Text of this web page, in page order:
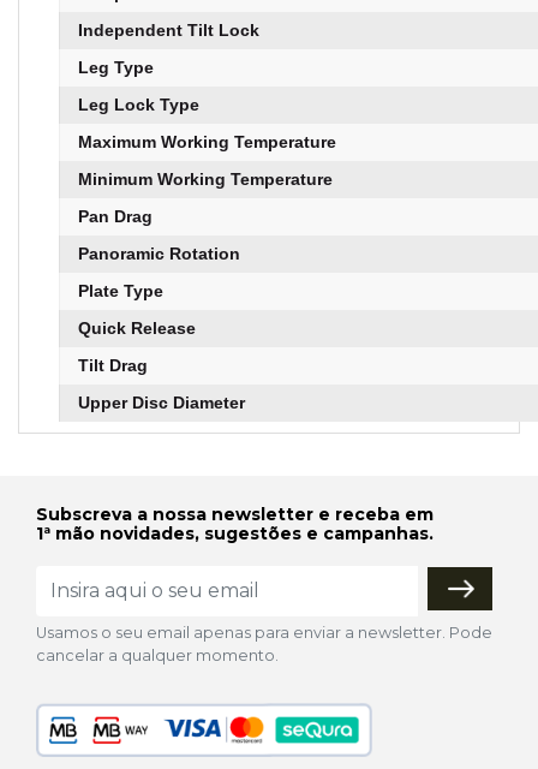
Independent Tilt Lock
Leg Type
Leg Lock Type
Maximum Working Temperature
Minimum Working Temperature
Pan Drag
Panoramic Rotation
Plate Type
Quick Release
Tilt Drag
Upper Disc Diameter
Subscreva a nossa newsletter e receba em
1ª mão novidades, sugestões e campanhas.
Usamos o seu email apenas para enviar a newsletter. Pode
cancelar a qualquer momento.